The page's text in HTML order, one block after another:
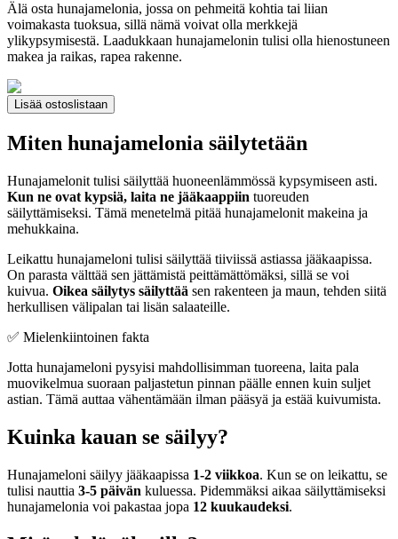
Älä osta hunajamelonia, jossa on pehmeitä kohtia tai liian
voimakasta tuoksua, sillä nämä voivat olla merkkejä
ylikypsymisestä. Laadukkaan hunajamelonin tulisi olla hienostuneen
makea ja raikas, rapea rakenne.
Lisää ostoslistaan
Miten hunajamelonia säilytetään
Hunajamelonit tulisi säilyttää huoneenlämmössä kypsymiseen asti.
Kun ne ovat kypsiä, laita ne jääkaappiin tuoreuden
säilyttämiseksi. Tämä menetelmä pitää hunajamelonit makeina ja
mehukkaina.
Leikattu hunajameloni tulisi säilyttää tiiviissä astiassa jääkaapissa.
On parasta välttää sen jättämistä peittämättömäksi, sillä se voi
kuivua. Oikea säilytys säilyttää sen rakenteen ja maun, tehden siitä
herkullisen välipalan tai lisän salaateille.
✅ Mielenkiintoinen fakta
Jotta hunajameloni pysyisi mahdollisimman tuoreena, laita pala
muovikelmua suoraan paljastetun pinnan päälle ennen kuin suljet
astian. Tämä auttaa vähentämään ilman pääsyä ja estää kuivumista.
Kuinka kauan se säilyy?
Hunajameloni säilyy jääkaapissa 1-2 viikkoa. Kun se on leikattu, se
tulisi nauttia 3-5 päivän kuluessa. Pidemmäksi aikaa säilyttämiseksi
hunajamelonia voi pakastaa jopa 12 kuukaudeksi.